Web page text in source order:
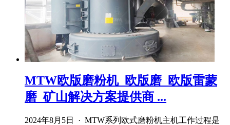
MTW欧版磨粉机_欧版磨_欧版雷蒙
磨_矿山解决方案提供商 ...
2024年8月5日 · MTW系列欧式磨粉机主机工作过程是